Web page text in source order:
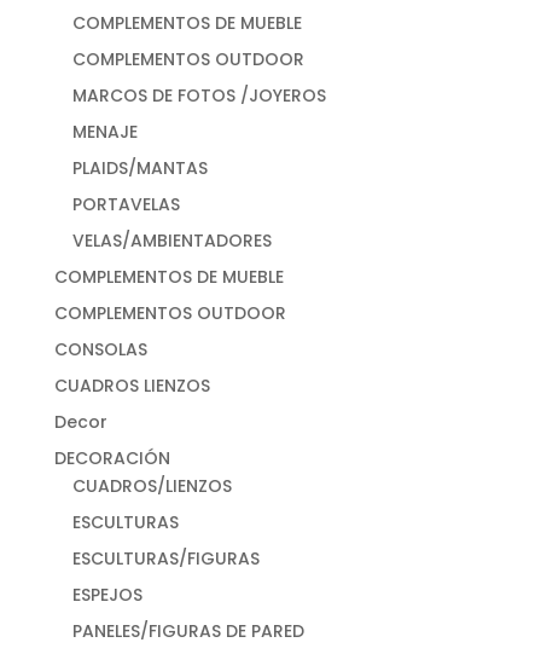
COMPLEMENTOS DE MUEBLE
COMPLEMENTOS OUTDOOR
MARCOS DE FOTOS /JOYEROS
MENAJE
PLAIDS/MANTAS
PORTAVELAS
VELAS/AMBIENTADORES
COMPLEMENTOS DE MUEBLE
COMPLEMENTOS OUTDOOR
CONSOLAS
CUADROS LIENZOS
Decor
DECORACIÓN
CUADROS/LIENZOS
ESCULTURAS
ESCULTURAS/FIGURAS
ESPEJOS
PANELES/FIGURAS DE PARED